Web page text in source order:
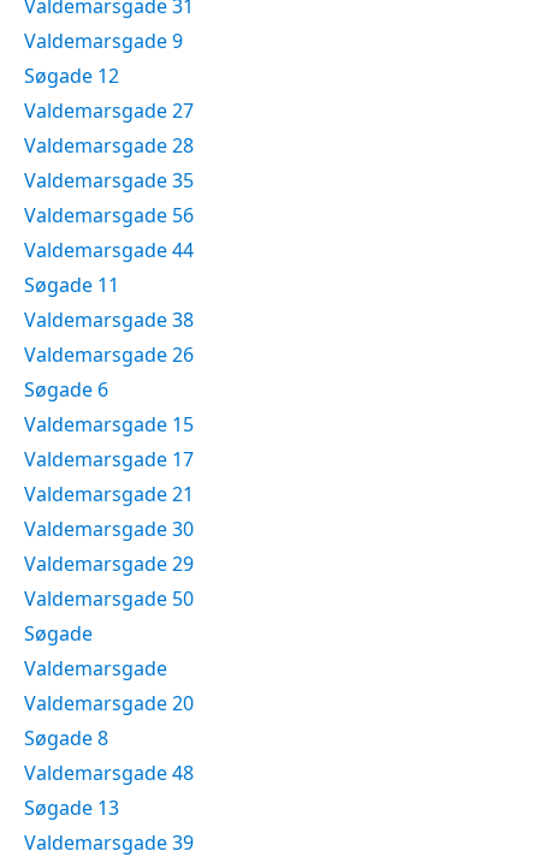
Valdemarsgade 31
Valdemarsgade 9
Søgade 12
Valdemarsgade 27
Valdemarsgade 28
Valdemarsgade 35
Valdemarsgade 56
Valdemarsgade 44
Søgade 11
Valdemarsgade 38
Valdemarsgade 26
Søgade 6
Valdemarsgade 15
Valdemarsgade 17
Valdemarsgade 21
Valdemarsgade 30
Valdemarsgade 29
Valdemarsgade 50
Søgade
Valdemarsgade
Valdemarsgade 20
Søgade 8
Valdemarsgade 48
Søgade 13
Valdemarsgade 39